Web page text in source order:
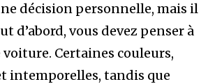
décision personnelle, mais il
d’abord, vous devez penser à
Certaines couleurs,
intemporelles, tandis que